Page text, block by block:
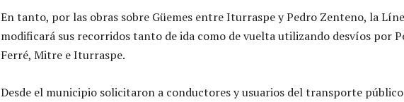
En tanto, por las obras sobre Güemes entre Iturraspe y Pedro Zenteno, la
modificará sus recorridos tanto de ida como de vuelta utilizando desvíos por
Ferré, Mitre e Iturraspe.
Desde el municipio solicitaron a conductores y usuarios del transporte público